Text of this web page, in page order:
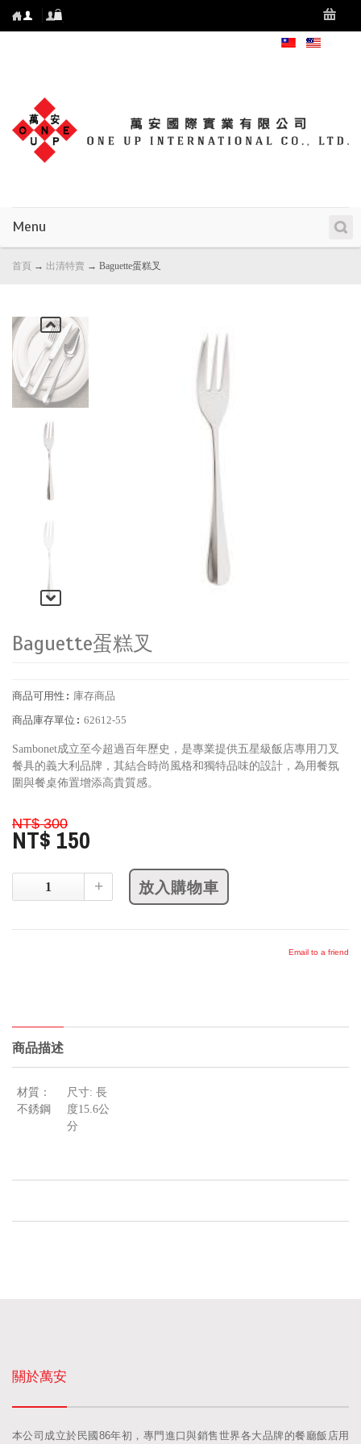
Menu
首頁 → 出清特賣 → Baguette蛋糕叉
Baguette蛋糕叉
商品可用性: 庫存商品
商品庫存單位: 62612-55
Sambonet成立至今超過百年歷史，是專業提供五星級飯店專用刀叉
餐具的義大利品牌，其結合時尚風格和獨特品味的設計，為用餐氛
圍與餐桌佈置增添高貴質感。
NT$ 300
NT$ 150
+
Email to a friend
商品描述
材質：
不銹鋼
尺寸: 長
度15.6公
分
關於萬安
本公司成立於民國86年初，專門進口與銷售世界各大品牌的餐廳飯店用